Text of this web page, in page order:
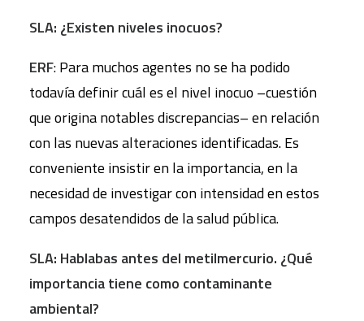
SLA: ¿Existen niveles inocuos?
ERF: Para muchos agentes no se ha podido
todavía definir cuál es el nivel inocuo –cuestión
que origina notables discrepancias– en relación
con las nuevas alteraciones identificadas. Es
conveniente insistir en la importancia, en la
necesidad de investigar con intensidad en estos
campos desatendidos de la salud pública.
SLA: Hablabas antes del metilmercurio. ¿Qué
importancia tiene como contaminante
ambiental?